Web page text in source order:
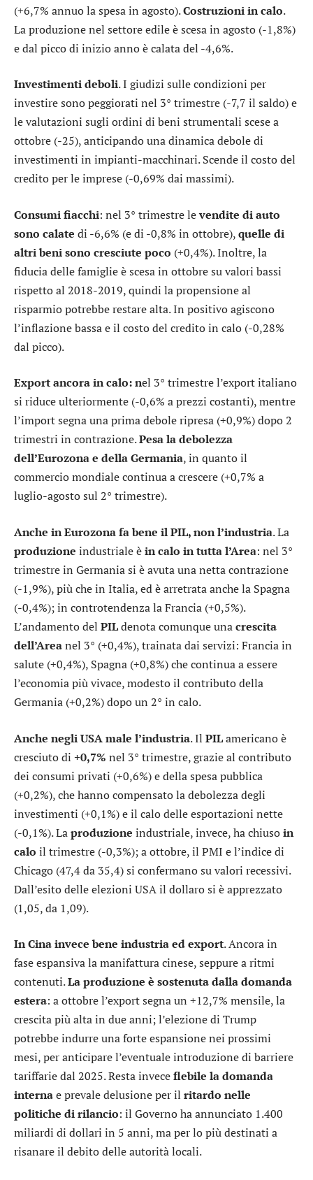
(+6,7% annuo la spesa in agosto).Costruzioni in calo.
La produzione nel settore edile è scesa in agosto (-1,8%)
e dal picco di inizio anno è calata del -4,6%.
Investimenti deboli. I giudizi sulle condizioni per
investire sono peggiorati nel 3° trimestre (-7,7 il saldo) e
le valutazioni sugli ordini di beni strumentali scese a
ottobre (-25), anticipando una dinamica debole di
investimenti in impianti-macchinari. Scende il costo del
credito per le imprese (-0,69% dai massimi).
Consumi fiacchi: nel 3° trimestre levendite di auto
sono calate di -6,6% (e di -0,8% in ottobre),quelle di
altri beni sono cresciute poco (+0,4%). Inoltre, la
fiducia delle famiglie è scesa in ottobre su valori bassi
rispetto al 2018-2019, quindi la propensione al
risparmio potrebbe restare alta. In positivo agiscono
l’inflazione bassa e il costo del credito in calo (-0,28%
dal picco).
Export ancora in calo: nel 3° trimestre l’export italiano
si riduce ulteriormente (-0,6% a prezzi costanti), mentre
l’import segna una prima debole ripresa (+0,9%) dopo 2
trimestri in contrazione.Pesa la debolezza
dell’Eurozona e della Germania, in quanto il
commercio mondiale continua a crescere (+0,7% a
luglio-agosto sul 2° trimestre).
Anche in Eurozona fa bene il PIL, non l’industria. La
produzione industriale èin calo in tutta l’Area: nel 3°
trimestre in Germania si è avuta una netta contrazione
(-1,9%), più che in Italia, ed è arretrata anche la Spagna
(-0,4%); in controtendenza la Francia (+0,5%).
L’andamento del PILdenota comunque unacrescita
dell’Areanel 3° (+0,4%), trainata dai servizi: Francia in
salute (+0,4%), Spagna (+0,8%) che continua a essere
l’economia più vivace, modesto il contributo della
Germania (+0,2%) dopo un 2° in calo.
Anche negli USA male l’industria. Il PILamericano è
cresciuto di +0,7% nel 3° trimestre, grazie al contributo
dei consumi privati (+0,6%) e della spesa pubblica
(+0,2%), che hanno compensato la debolezza degli
investimenti (+0,1%) e il calo delle esportazioni nette
(-0,1%). Laproduzione industriale, invece, ha chiusoin
calo il trimestre (-0,3%); a ottobre, il PMI e l’indice di
Chicago (47,4 da 35,4) si confermano su valori recessivi.
Dall’esito delle elezioni USA il dollaro si è apprezzato
(1,05, da 1,09).
In Cina invece bene industria ed export. Ancora in
fase espansiva la manifattura cinese, seppure a ritmi
contenuti.La produzione è sostenuta dalladomanda
estera: a ottobre l’export segna un +12,7% mensile, la
crescita più alta in due anni; l’elezione di Trump
potrebbe indurre una forte espansione nei prossimi
mesi, per anticipare l’eventuale introduzione di barriere
tariffarie dal 2025. Resta inveceflebile la domanda
internae prevale delusione per il ritardo nelle
politiche di rilancio: il Governo ha annunciato 1.400
miliardi di dollari in 5 anni, ma per lo più destinati a
risanare il debito delle autorità locali.